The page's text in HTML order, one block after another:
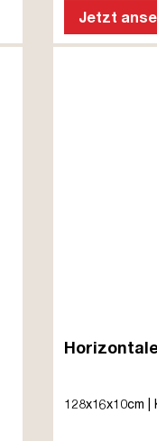
Jetzt
128x16x10cm